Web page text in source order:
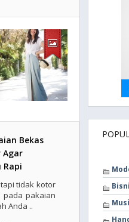
Bekas
Rapi
tidak kotor
pada pakaian
Anda ..